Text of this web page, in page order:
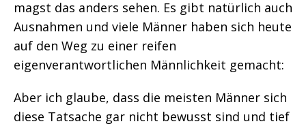
magst das anders sehen. Es gibt natürlich auch
Ausnahmen und viele Männer haben sich heute
auf den Weg zu einer reifen
eigenverantwortlichen Männlichkeit gemacht:
Aber ich glaube, dass die meisten Männer sich
diese Tatsache gar nicht bewusst sind und tief